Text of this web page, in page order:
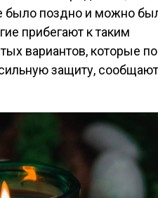
было поздно и можно
прибегают к таким
вариантов, которые
защиту, сообщают